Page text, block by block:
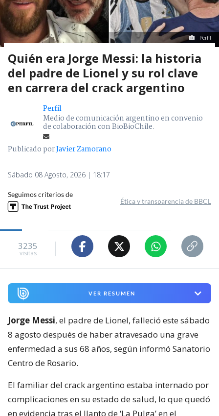
Perfil
Quién era Jorge Messi: la historia
del padre de Lionel y su rol clave
en carrera del crack argentino
Perfil
Medio de comunicación argentino en convenio
de colaboración con BioBioChile.
Publicado porJavier Zamorano
Sábado 08 Agosto, 2026 | 18:17
Seguimos criterios de
Ética y transparencia de BBCL
3235
visitas
VER RESUMEN
Jorge Messi, el padre de Lionel, falleció este sábado
8 agosto después de haber atravesado una grave
enfermedad a sus 68 años, según informó Sanatorio
Centro de Rosario.
El familiar del crack argentino estaba internado por
complicaciones en su estado de salud, lo que quedó
en evidencia tras el llanto de ‘La Pulga’ en el